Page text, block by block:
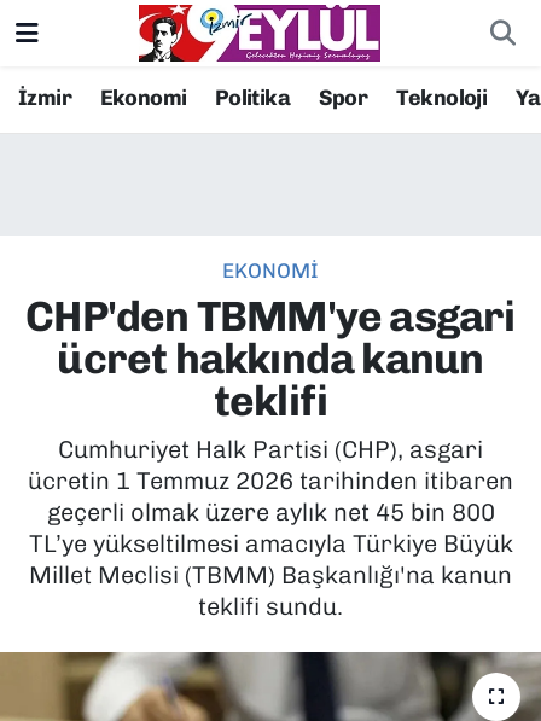
İzmir Ekonomi Politika Spor Teknoloji
EKONOMİ
CHP'den TBMM'ye asgari
ücret hakkında kanun
teklifi
Cumhuriyet Halk Partisi (CHP), asgari
ücretin 1 Temmuz 2026 tarihinden itibaren
geçerli olmak üzere aylık net 45 bin 800
TL’ye yükseltilmesi amacıyla Türkiye Büyük
Millet Meclisi (TBMM) Başkanlığı'na kanun
teklifi sundu.
Resmi İlanlar
EKONOMİ
KÜLTÜR SANAT
MAGAZİN
POLİTİKA
SAĞLIK
SPOR
TEKNOLOJİ
Konak Nöbetçi Eczaneler
Süper Lig Puan Durumu ve Fikstür
Tüm Manşetler
Son Dakika Haberleri
Haber Arşivi